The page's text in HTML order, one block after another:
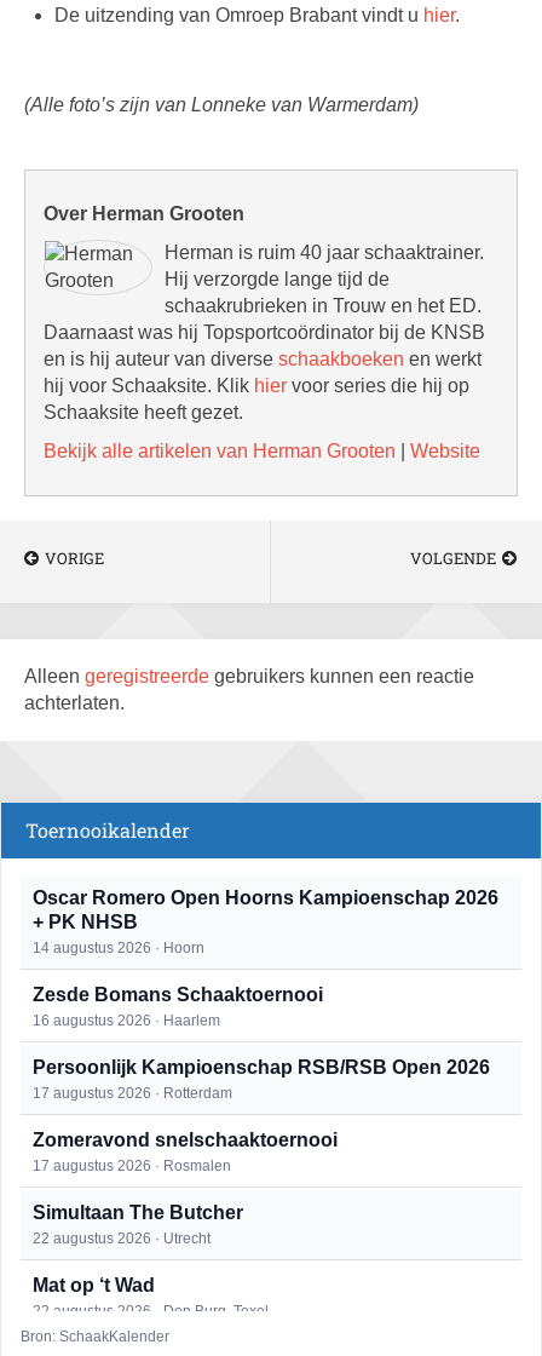
De uitzending van Omroep Brabant vindt u hier.
(Alle foto’s zijn van Lonneke van Warmerdam)
Over Herman Grooten
Herman is ruim 40 jaar schaaktrainer.
Hij verzorgde lange tijd de
schaakrubrieken in Trouw en het ED.
Daarnaast was hij Topsportcoördinator bij de KNSB
en is hij auteur van diverse schaakboeken en werkt
hij voor Schaaksite. Klik hier voor series die hij op
Schaaksite heeft gezet.
Bekijk alle artikelen van Herman Grooten
Website
VORIGE VOLGENDE
Alleen geregistreerde gebruikers kunnen een reactie
achterlaten.
Toernooikalender
Oscar Romero Open Hoorns Kampioenschap 2026
+ PK NHSB
14 augustus 2026 · Hoorn
Zesde Bomans Schaaktoernooi
16 augustus 2026 · Haarlem
Persoonlijk Kampioenschap RSB/RSB Open 2026
17 augustus 2026 · Rotterdam
Zomeravond snelschaaktoernooi
17 augustus 2026 · Rosmalen
Simultaan The Butcher
22 augustus 2026 · Utrecht
Mat op ‘t Wad
22 augustus 2026 · Den Burg, Texel
Bron: SchaakKalender